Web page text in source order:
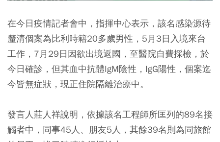
在今日疫情記者會中，指揮中心表示，該名感染源待
釐清個案為比利時籍20多歲男性，5月3日入境來台
工作，7月29日因欲出境返國，至醫院自費採檢，於
今日確診，但其血中抗體IgM陰性，IgG陽性，個案迄
今皆無症狀，現正住院隔離治療中。
發言人莊人祥說明，依據該名工程師所匡列的89名接
觸者中，同事45人、朋友5人，其餘39名則為同旅館